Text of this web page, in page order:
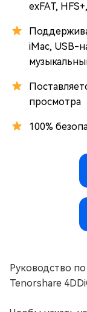
exFAT,
iMac, USB-
просмотра
100%
Руководство
Tenorshare